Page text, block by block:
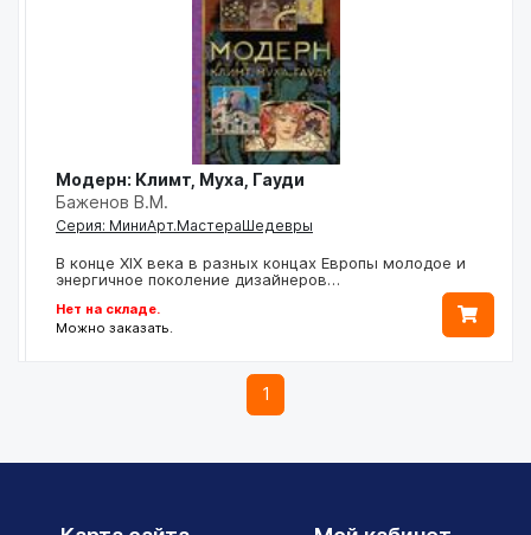
Модерн: Климт, Муха, Гауди
Баженов В.М.
Серия: МиниАрт.МастераШедевры
В конце XIX века в разных концах Европы молодое и
энергичное поколение дизайнеров…
Нет на складе.
Можно заказать.
1